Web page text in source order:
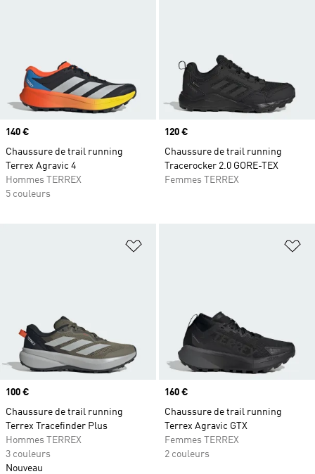
Prix
140 €
Chaussure de trail running
Terrex Agravic 4
Hommes TERREX
5 couleurs
Prix
120 €
Chaussure de trail running
Tracerocker 2.0 GORE-TEX
Femmes TERREX
Ajouter à la Liste de produits
Prix
100 €
Chaussure de trail running
Terrex Tracefinder Plus
Hommes TERREX
3 couleurs
Nouveau
Prix
160 €
Chaussure de trail running
Terrex Agravic GTX
Femmes TERREX
2 couleurs